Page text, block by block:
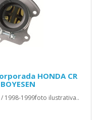
HONDA CR
/ 1998-1999foto ilustrativa..